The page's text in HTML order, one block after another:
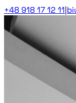
+48 918 17 12 11